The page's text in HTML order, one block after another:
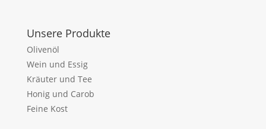
Unsere Produkte
Olivenöl
Wein und Essig
Kräuter und Tee
Honig und Carob
Feine Kost